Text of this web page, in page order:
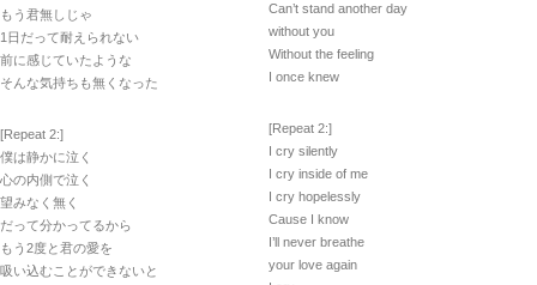
もう君無しじゃ
1日だって耐えられない
前に感じていたような
そんな気持ちも無くなった
[Repeat 2:]
僕は静かに泣く
心の内側で泣く
望みなく無く
だって分かってるから
もう2度と君の愛を
吸い込むことができないと
Can’t stand another day
without you
Without the feeling
I once knew
[Repeat 2:]
I cry silently
I cry inside of me
I cry hopelessly
Cause I know
I’ll never breathe
your love again